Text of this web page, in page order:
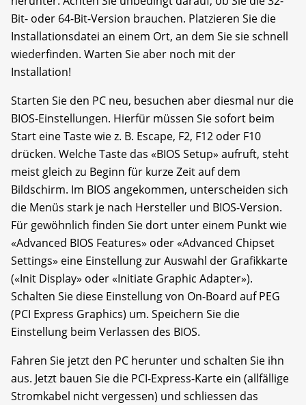
Bit- oder 64-Bit-Version brauchen. Platzieren Sie die
Installationsdatei an einem Ort, an dem Sie sie schnell
wiederfinden. Warten Sie aber noch mit der
Installation!
Starten Sie den PC neu, besuchen aber diesmal nur die
BIOS-Einstellungen. Hierfür müssen Sie sofort beim
Start eine Taste wie z. B. Escape, F2, F12 oder F10
drücken. Welche Taste das «BIOS Setup» aufruft, steht
meist gleich zu Beginn für kurze Zeit auf dem
Bildschirm. Im BIOS angekommen, unterscheiden sich
die Menüs stark je nach Hersteller und BIOS-Version.
Für gewöhnlich finden Sie dort unter einem Punkt wie
«Advanced BIOS Features» oder «Advanced Chipset
Settings» eine Einstellung zur Auswahl der Grafikkarte
(«Init Display» oder «Initiate Graphic Adapter»).
Schalten Sie diese Einstellung von On-Board auf PEG
(PCI Express Graphics) um. Speichern Sie die
Einstellung beim Verlassen des BIOS.
Fahren Sie jetzt den PC herunter und schalten Sie ihn
aus. Jetzt bauen Sie die PCI-Express-Karte ein (allfällige
Stromkabel nicht vergessen) und schliessen das